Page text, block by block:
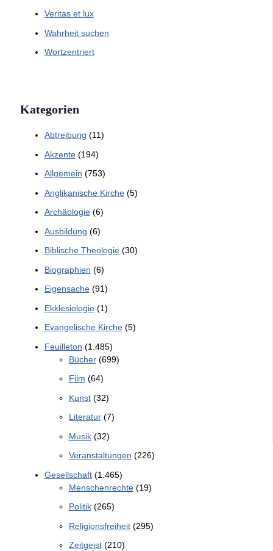
Veritas et lux
Wahrheit suchen
Wortzentriert
Kategorien
Abtreibung (11)
Akzente(194)
Allgemein (753)
Anglikanische Kirche(5)
Archäologie(6)
Ausbildung (6)
Biblische Theologie(30)
Biographien (6)
Eigensache(91)
Ekklesiologie(1)
Evangelische Kirche(5)
Feuilleton (1.485)
Bücher(699)
Film (64)
Kunst(32)
Literatur(7)
Musik(32)
Veranstaltungen (226)
Gesellschaft(1.465)
Menschenrechte(19)
Politik(265)
Religionsfreiheit(295)
Zeitgeist(210)